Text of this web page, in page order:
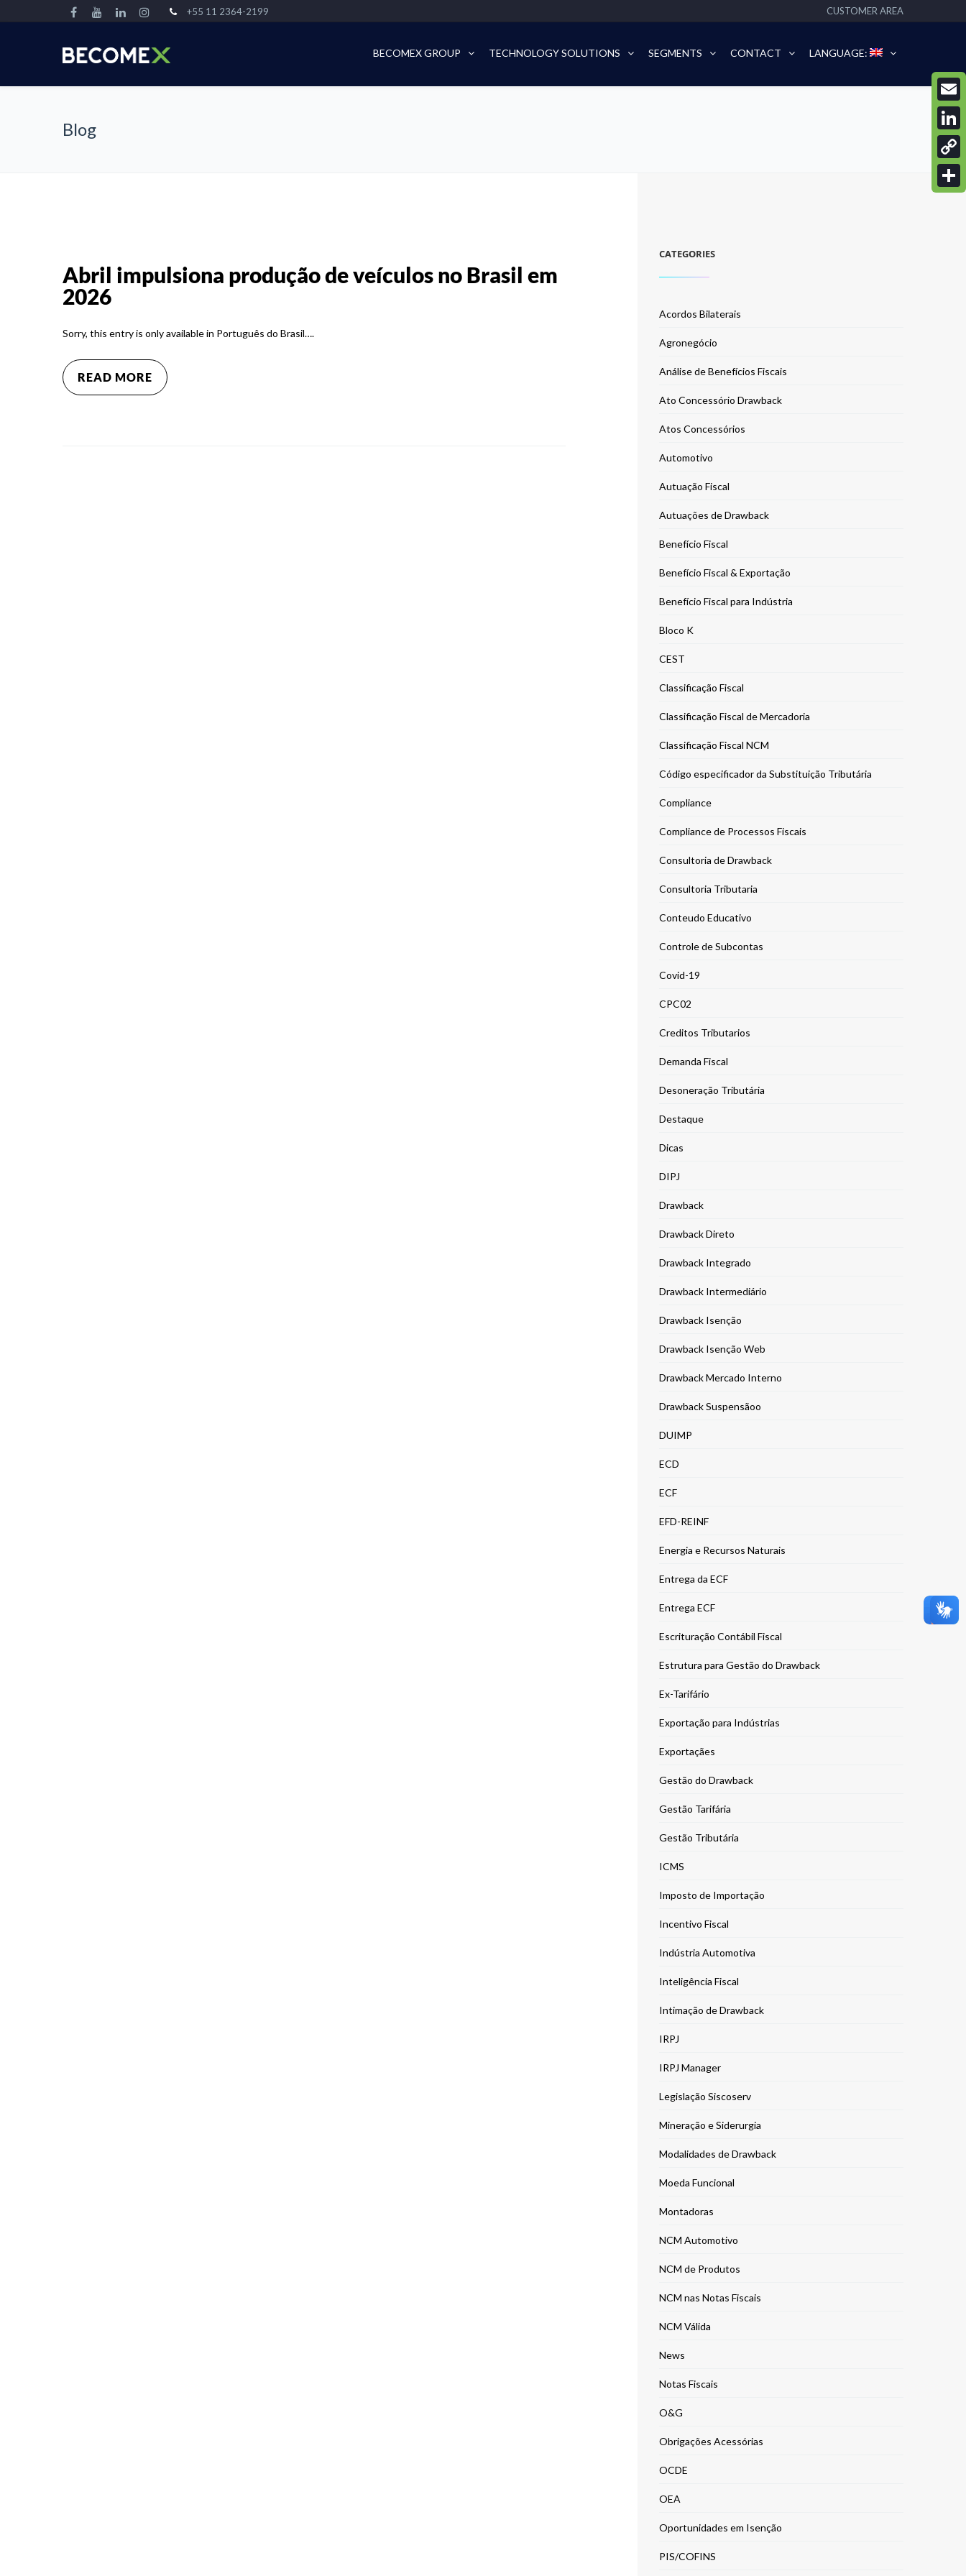
+55 11 2364-2199 CUSTOMER AREA
BECOMEX GROUP TECHNOLOGY SOLUTIONS SEGMENTS CONTACT LANGUAGE:
Blog
Abril impulsiona produção de veículos no Brasil em
2026
Sorry, this entry is only available in Português do Brasil….
READ MORE
CATEGORIES
Acordos Bilaterais
Agronegócio
Análise de Benefícios Fiscais
Ato Concessório Drawback
Atos Concessórios
Automotivo
Autuação Fiscal
Autuações de Drawback
Benefício Fiscal
Benefício Fiscal & Exportação
Benefício Fiscal para Indústria
Bloco K
CEST
Classificação Fiscal
Classificação Fiscal de Mercadoria
Classificação Fiscal NCM
Código especificador da Substituição Tributária
Compliance
Compliance de Processos Fiscais
Consultoria de Drawback
Consultoria Tributaria
Conteudo Educativo
Controle de Subcontas
Covid-19
CPC02
Creditos Tributarios
Demanda Fiscal
Desoneração Tributária
Destaque
Dicas
DIPJ
Drawback
Drawback Direto
Drawback Integrado
Drawback Intermediário
Drawback Isenção
Drawback Isenção Web
Drawback Mercado Interno
Drawback Suspensãoo
DUIMP
ECD
ECF
EFD-REINF
Energia e Recursos Naturais
Entrega da ECF
Entrega ECF
Escrituração Contábil Fiscal
Estrutura para Gestão do Drawback
Ex-Tarifário
Exportação para Indústrias
Exportaçães
Gestão do Drawback
Gestão Tarifária
Gestão Tributária
ICMS
Imposto de Importação
Incentivo Fiscal
Indústria Automotiva
Inteligência Fiscal
Intimação de Drawback
IRPJ
IRPJ Manager
Legislação Siscoserv
Mineração e Siderurgia
Modalidades de Drawback
Moeda Funcional
Montadoras
NCM Automotivo
NCM de Produtos
NCM nas Notas Fiscais
NCM Válida
News
Notas Fiscais
O&G
Obrigações Acessórias
OCDE
OEA
Oportunidades em Isenção
PIS/COFINS
Email
Copy
Link